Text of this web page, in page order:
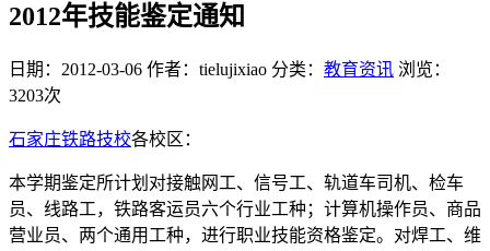
2012年技能鉴定通知
日期：2012-03-06 作者：tielujixiao 分类： 教育资讯 浏览：
3203次
石家庄铁路技校各校区：
本学期鉴定所计划对接触网工、信号工、轨道车司机、检车
员、线路工，铁路客运员六个行业工种；计算机操作员、商品
营业员、两个通用工种，进行职业技能资格鉴定。对焊工、维